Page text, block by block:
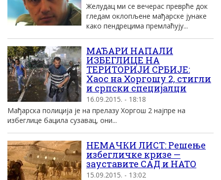
Желудац ми се вечерас преврће док
гледам оклопљене мађарске јунаке
како пендрецима премлаћују...
МАЂАРИ НАПАЛИ
ИЗБЕГЛИЦЕ НА
ТЕРИТОРИЈИ СРБИЈЕ:
Хаос на Хоргошу 2, стигли
и српски специјалци
16.09.2015. - 18:18
Мађарска полиција је на прелазу Хоргош 2 најпре на
избеглице бацила сузавац, они...
НЕМАЧКИ ЛИСТ: Решење
избегличке кризе —
зауставите САД и НАТО
15.09.2015. - 13:02